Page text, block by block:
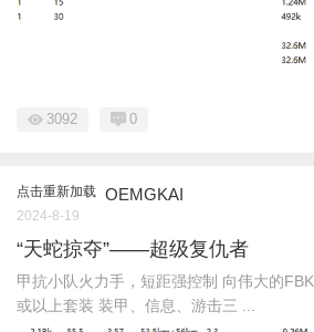
3092 0
点击重新加载 OEMGKAI
2024-8-19
“天蛇掠夺”——超级复仇者
甲抗小队火力手，短距强控制 向伟大的
或以上套装 装甲、信息、游击三 ...